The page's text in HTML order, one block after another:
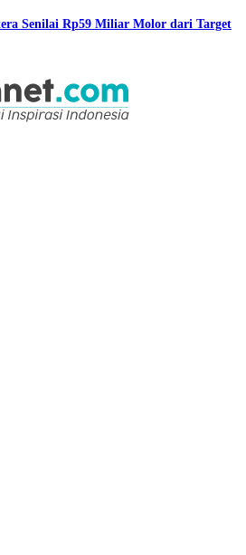
Senilai Rp59 Miliar Molor dari Target